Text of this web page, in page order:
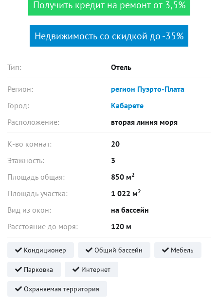
Получить кредит на ремонт от 3,5%
Недвижимость со скидкой до -35%
Тип: Отель
Регион:
регион Пуэрто-Плата
Город:
Кабарете
Расположение:
вторая линия моря
К-во комнат:
20
Этажность:
3
Площадь общая:
850 м2
Площадь участка: 1 022 м2
Вид из окон:
на бассейн
Расстояние до моря:
120 м
Кондиционер Общий бассейн Мебель
Парковка Интернет
Охраняемая территория